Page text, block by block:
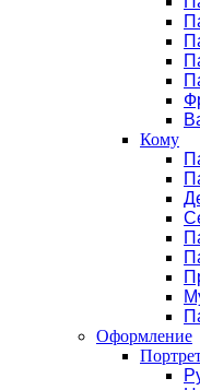
Кому
Оформление